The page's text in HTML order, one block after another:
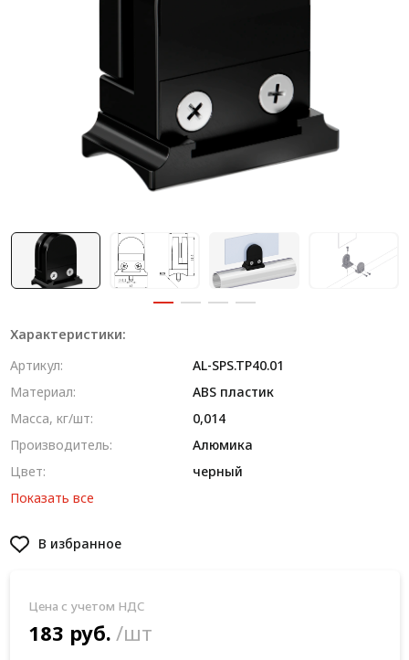
Система V-паза NEW!
Алюминиевые промышленные ограждения
Алюминиевая промышленная мебель
Крейты и кассеты Subrack systems
Профиль строительного назначения
Радиаторный алюминиевый профиль NEW!
Лист алюминиевый
Метрический крепеж
Конструкции из профиля
Услуги дополнительной обработки профиля
Характеристики:
Артикул:
AL-SPS.TP40.01
Материал:
ABS пластик
Масса, кг/шт:
0,014
Производитель:
Алюмика
Цвет:
черный
Показать все
В избранное
Цена с учетом НДС
183 руб. /шт